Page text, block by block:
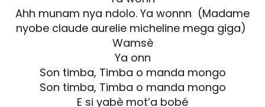
Ahh munam nya ndolo. Ya wonnn (Madame
nyobe claude aurelie micheline mega giga)
Wamsè
Ya onn
Son timba, Timba o manda mongo
Son timba, Timba o manda mongo
E si yabè mot’a bobé